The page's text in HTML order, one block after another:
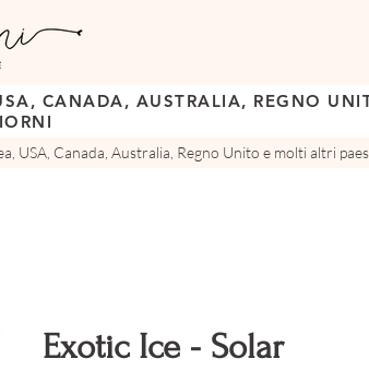
CANADA, AUSTRALIA, REGNO
USA, Canada, Australia, Regno Unito e molti altri
Exotic Ice - Solar